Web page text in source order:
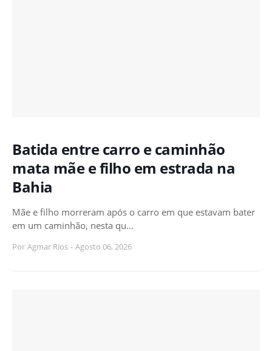
Batida entre carro e caminhão
mata mãe e filho em estrada na
Bahia
Mãe e filho morreram após o carro em que estavam bater
em um caminhão, nesta qu…
Por Agmar Rios - Agosto 06, 2026